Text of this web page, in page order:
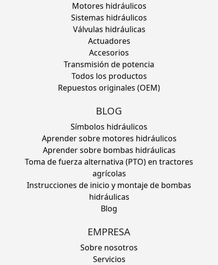
Motores hidráulicos
Sistemas hidráulicos
Válvulas hidráulicas
Actuadores
Accesorios
Transmisión de potencia
Todos los productos
Repuestos originales (OEM)
BLOG
Símbolos hidráulicos
Aprender sobre motores hidráulicos
Aprender sobre bombas hidráulicas
Toma de fuerza alternativa (PTO) en tractores
agrícolas
Instrucciones de inicio y montaje de bombas
hidráulicas
Blog
EMPRESA
Sobre nosotros
Servicios